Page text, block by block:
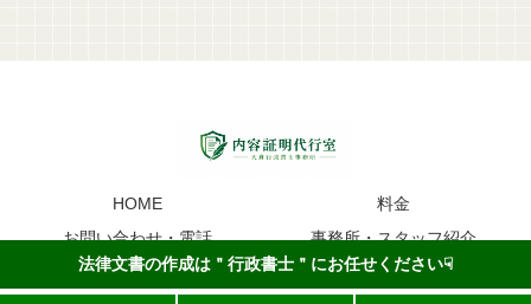
HOME
料金
お問い合わせ・電話
事務所・スタッフ紹介
内容証明のイメージ
法律文書の作成は＂行政書士＂にお任せください☟